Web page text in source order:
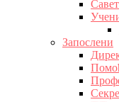
Запослени